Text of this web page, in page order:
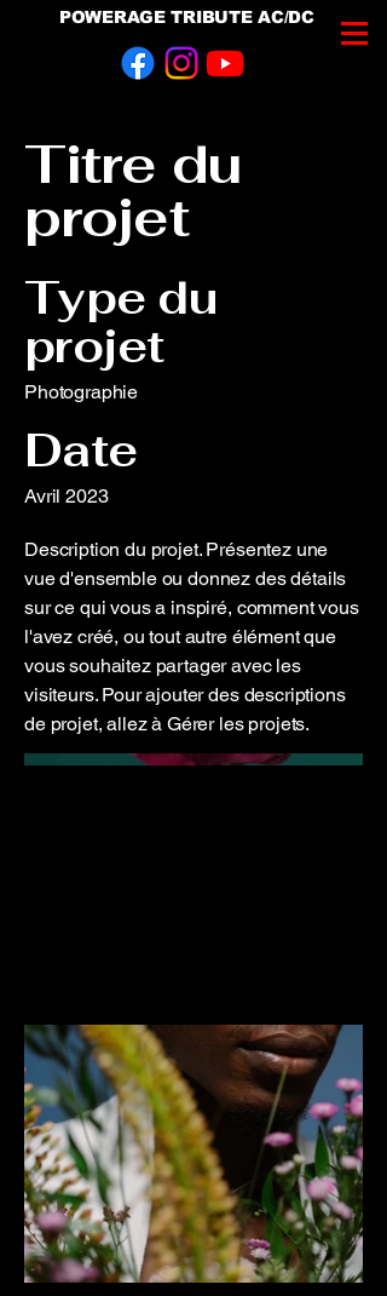
POWERAGE TRIBUTE AC/DC
Titre du
projet
Type du
projet
Photographie
Date
Avril 2023
Description du projet. Présentez une
vue d'ensemble ou donnez des détails
sur ce qui vous a inspiré, comment vous
l'avez créé, ou tout autre élément que
vous souhaitez partager avec les
visiteurs. Pour ajouter des descriptions
de projet, allez à Gérer les projets.